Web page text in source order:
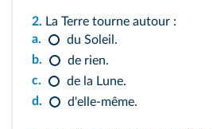
2. La Terre tourne autour :
a.
du Soleil.
b.
de rien.
c.
de la Lune.
d.
d'elle-même.